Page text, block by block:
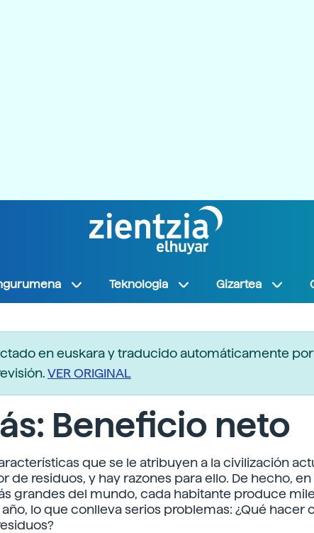
Teknologia Gizartea
en euskara y traducido automáticamente por
VER ORIGINAL
Beneficio neto
que se le atribuyen a la civilización
de residuos, y hay razones para ello. De hecho, en
grandes del mundo, cada habitante produce
lo que conlleva serios problemas: ¿Qué hacer